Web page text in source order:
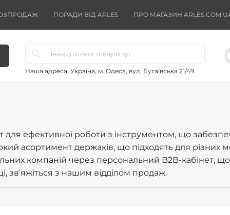
ПОРАДИ ВІД ARLES ПРО МАГАЗИН
Наша адреса: Україна, м. Одеса, вул. Бугаївська 21/49
ефективної роботи з інструментом, що
асортимент держаків, що підходять для різних
компаній через персональний B2B-кабінет,
зв’яжіться з нашим відділом продаж.